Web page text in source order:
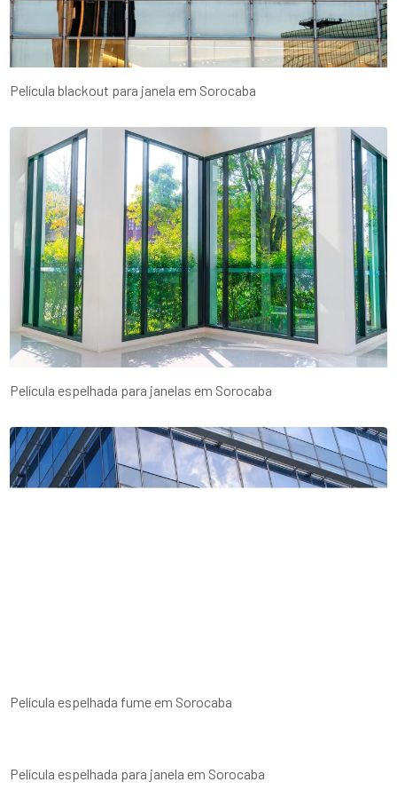
Película blackout para janela em Sorocaba
Película espelhada para janelas em Sorocaba
Película espelhada fume em Sorocaba
Película espelhada para janela em Sorocaba